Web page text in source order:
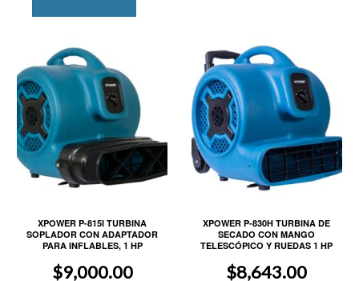
XPOWER P-815I TURBINA
SOPLADOR CON ADAPTADOR
PARA INFLABLES, 1 HP
$9,000.00
XPOWER P-830H TURBINA DE
SECADO CON MANGO
TELESCÓPICO Y RUEDAS 1 HP
$8,643.00